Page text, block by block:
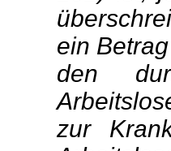
ein
den
zur